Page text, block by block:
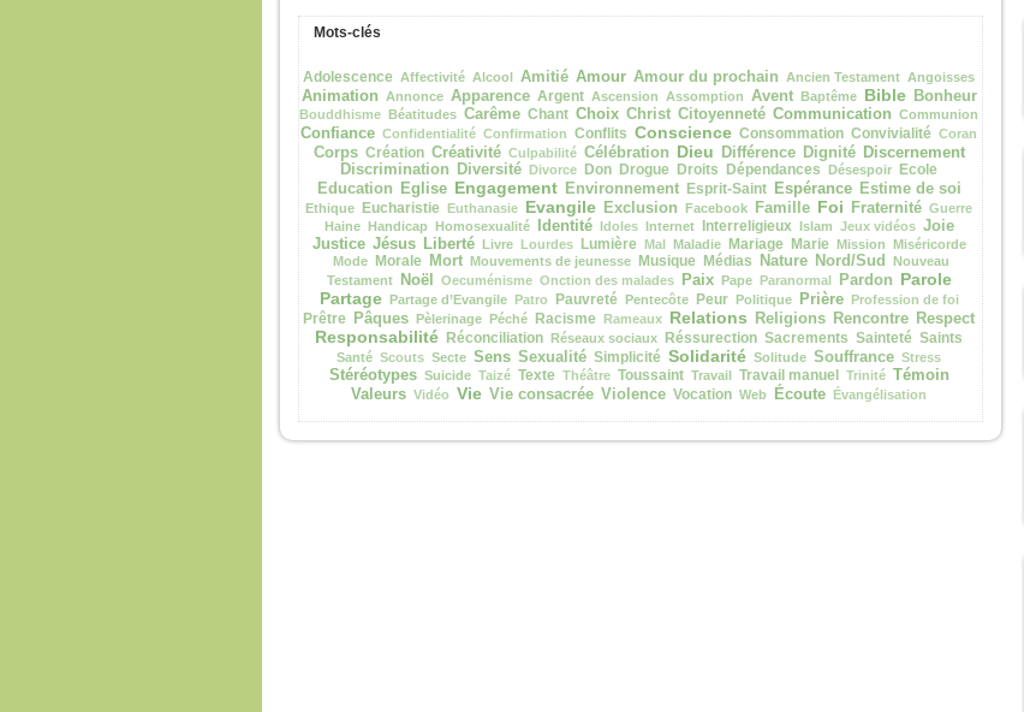
Jésus prit avec lui Pierre, Jacques
et il les emmena à l’écart, sur une
haute montagne.
Il fut transfiguré devant eux ;
son visage devint brillant comme le
soleil,
et ses vêtements, blancs comme la
lumière.
Voici que leur apparurent Moïse et
Élie,
qui s’entretenaient avec lui.
Pierre alors prit la parole et dit à
Jésus :
« Seigneur, il est bon que nous
soyons ici !
Mots-clés
Adolescence Affectivité Alcool Amitié Amour Amour du prochain Ancien Testament Angoisses
Animation Annonce Apparence Argent Ascension Assomption Avent Baptême Bible Bonheur
Bouddhisme Béatitudes Carême Chant Choix Christ Citoyenneté Communication Communion
Confiance Confidentialité Confirmation Conflits Conscience Consommation Convivialité Coran
Corps Création Créativité Culpabilité Célébration Dieu Différence Dignité Discernement
Discrimination Diversité Divorce Don Drogue Droits Dépendances Désespoir
Ecole
Education
Eglise Engagement Environnement Esprit-Saint Espérance Estime de soi
Ethique Eucharistie Euthanasie Evangile Exclusion Facebook Famille Foi Fraternité Guerre
Haine Handicap Homosexualité Identité Idoles Internet Interreligieux Islam Jeux vidéos Joie
Justice Jésus Liberté Livre Lourdes Lumière Mal Maladie Mariage Marie Mission Miséricorde
Mode
Morale Mort Mouvements de jeunesse Musique Médias Nature Nord/Sud
Nouveau
Testament
Noël Oecuménisme Onction des malades Paix Pape Paranormal Pardon Parole
Partage Partage d’Evangile Patro Pauvreté Pentecôte Peur Politique Prière Profession de foi
Prêtre Pâques Pèlerinage Péché Racisme Rameaux Relations Religions Rencontre Respect
Responsabilité Réconciliation Réseaux sociaux Réssurection Sacrements Sainteté Saints
Santé Scouts Secte Sens Sexualité Simplicité Solidarité Solitude Souffrance Stress
Stéréotypes Suicide Taizé Texte Théâtre Toussaint Travail Travail manuel Trinité Témoin
Valeurs Vidéo Vie Vie consacrée Violence Vocation Web Écoute Évangélisation